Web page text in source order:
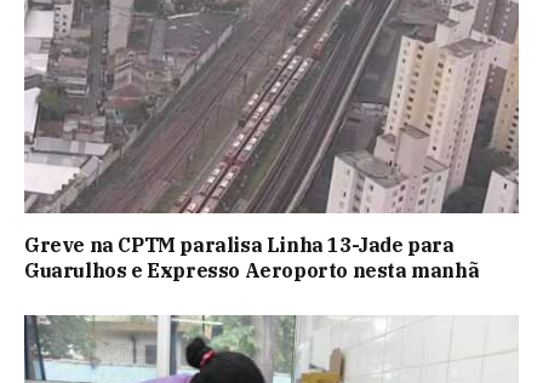
Greve na CPTM paralisa Linha 13-Jade para
Guarulhos e Expresso Aeroporto nesta manhã